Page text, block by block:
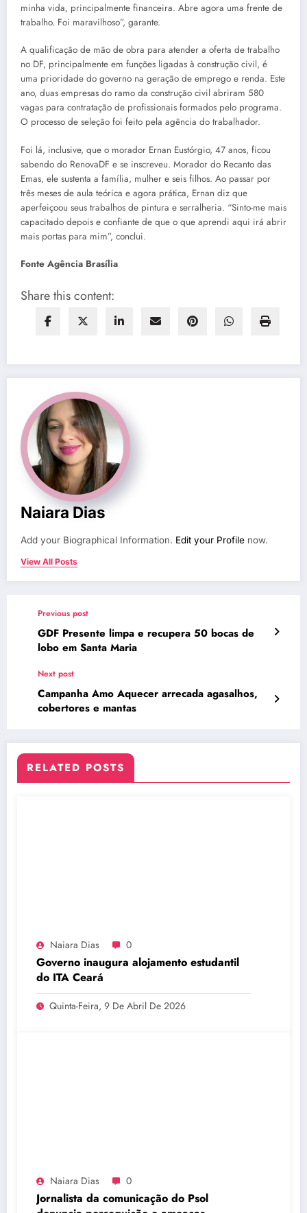
minha vida, principalmente financeira. Abre agora uma frente de
trabalho. Foi maravilhoso”, garante.
A qualificação de mão de obra para atender a oferta de trabalho
no DF, principalmente em funções ligadas à construção civil, é
uma prioridade do governo na geração de emprego e renda. Este
ano, duas empresas do ramo da construção civil abriram 580
vagas para contratação de profissionais formados pelo programa.
O processo de seleção foi feito pela agência do trabalhador.
Foi lá, inclusive, que o morador Ernan Eustórgio, 47 anos, ficou
sabendo do RenovaDF e se inscreveu. Morador do Recanto das
Emas, ele sustenta a família, mulher e seis filhos. Ao passar por
três meses de aula teórica e agora prática, Ernan diz que
aperfeiçoou seus trabalhos de pintura e serralheria. “Sinto-me mais
capacitado depois e confiante de que o que aprendi aqui irá abrir
mais portas para mim”, conclui.
Fonte Agência Brasília
Share this content:
Naiara Dias
Add your Biographical Information. Edit your Profile now.
View All Posts
Previous post
GDF Presente limpa e recupera 50 bocas de
lobo em Santa Maria
Next post
Campanha Amo Aquecer arrecada agasalhos,
cobertores e mantas
RELATED POSTS
Naiara Dias 0
Governo inaugura alojamento estudantil
do ITA Ceará
Quinta-Feira, 9 De Abril De 2026
Naiara Dias 0
Jornalista da comunicação do Psol